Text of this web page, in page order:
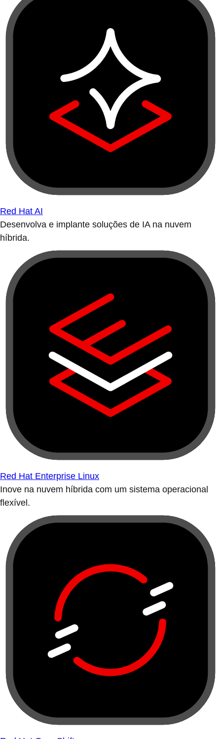
Red Hat AI
Desenvolva e implante soluções de IA na nuvem
híbrida.
Red Hat Enterprise Linux
Inove na nuvem híbrida com um sistema operacional
flexível.